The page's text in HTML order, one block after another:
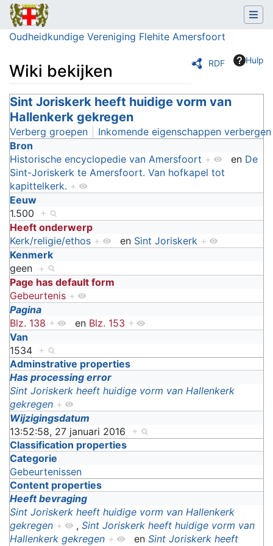
Oudheidkundige Vereniging Flehite Amersfoort
RDF Hulp
Wiki bekijken
Ga naar:navigatie, zoeken
Sint Joriskerk heeft huidige vorm van
Hallenkerk gekregen
Verberg groepen
Inkomende eigenschappen verbergen
Bron
Historische encyclopedie van Amersfoort + en De
Sint-Joriskerk te Amersfoort. Van hofkapel tot
kapittelkerk. +
Eeuw
1.500 +
Heeft onderwerp
Kerk/religie/ethos + en Sint Joriskerk +
Kenmerk
geen +
Page has default form
Gebeurtenis +
Pagina
Blz. 138 + en Blz. 153 +
Van
1534 +
Adminstrative properties
Has processing error
Sint Joriskerk heeft huidige vorm van Hallenkerk
gekregen +
Wijzigingsdatum
13:52:58, 27 januari 2016 +
Classification properties
Categorie
Gebeurtenissen
Content properties
Heeft bevraging
Sint Joriskerk heeft huidige vorm van Hallenkerk
gekregen + , Sint Joriskerk heeft huidige vorm van
Hallenkerk gekregen + en Sint Joriskerk heeft